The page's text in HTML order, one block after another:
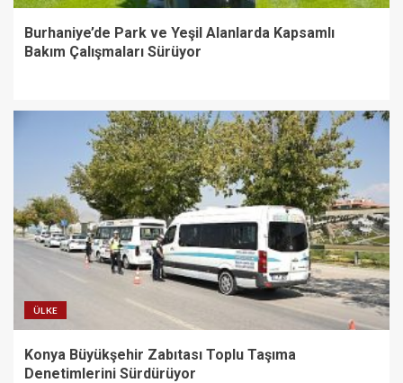
Burhaniye’de Park ve Yeşil Alanlarda Kapsamlı
Bakım Çalışmaları Sürüyor
ÜLKE
Konya Büyükşehir Zabıtası Toplu Taşıma
Denetimlerini Sürdürüyor